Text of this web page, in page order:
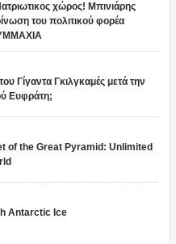
χώρος! Μπινιάρης
του πολιτικού φορέα
Γίγαντα Γκιλγκαμές μετά την
Ευφράτη;
of the Great Pyramid: Unlimited
Antarctic Ice